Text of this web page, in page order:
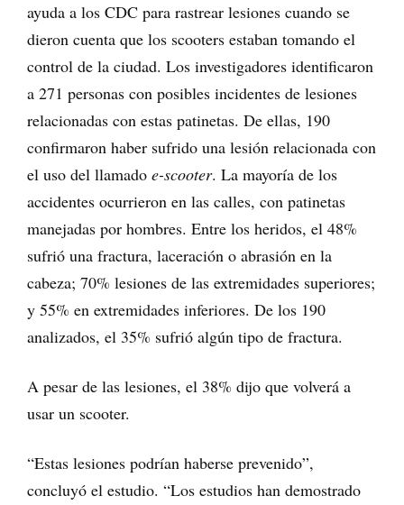
ayuda a los CDC para rastrear lesiones cuando se
dieron cuenta que los scooters estaban tomando el
control de la ciudad. Los investigadores identificaron
a 271 personas con posibles incidentes de lesiones
relacionadas con estas patinetas. De ellas, 190
confirmaron haber sufrido una lesión relacionada con
el uso del llamado e-scooter. La mayoría de los
accidentes ocurrieron en las calles, con patinetas
manejadas por hombres. Entre los heridos, el 48%
sufrió una fractura, laceración o abrasión en la
cabeza; 70% lesiones de las extremidades superiores;
y 55% en extremidades inferiores. De los 190
analizados, el 35% sufrió algún tipo de fractura.
A pesar de las lesiones, el 38% dijo que volverá a
usar un scooter.
“Estas lesiones podrían haberse prevenido”,
concluyó el estudio. “Los estudios han demostrado